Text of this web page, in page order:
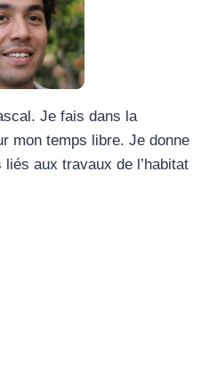
Je fais dans la
mon temps libre. Je donne
aux travaux de l’habitat